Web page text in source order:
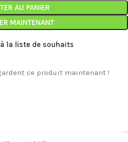
AU PANIER
MAINTENANT
la liste de souhaits
ce produit maintenant !